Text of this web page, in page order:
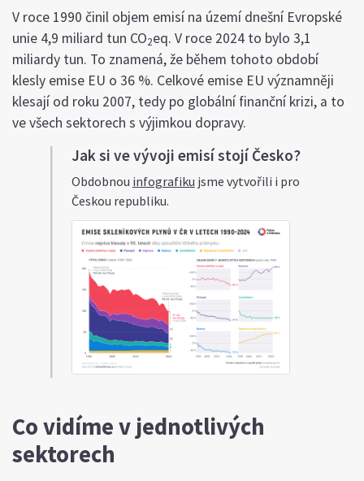
V roce 1990 činil objem emisí na území dnešní Evropské
unie 4,9 miliard tun CO2eq. V roce 2024 to bylo 3,1
miliardy tun. To znamená, že během tohoto období
klesly emise EU o 36 %. Celkové emise EU významněji
klesají od roku 2007, tedy po globální finanční krizi, a to
ve všech sektorech s výjimkou dopravy.
Jak si ve vývoji emisí stojí Česko?
Obdobnou infografiku jsme vytvořili i pro
Českou republiku.
Co vidíme v jednotlivých
sektorech